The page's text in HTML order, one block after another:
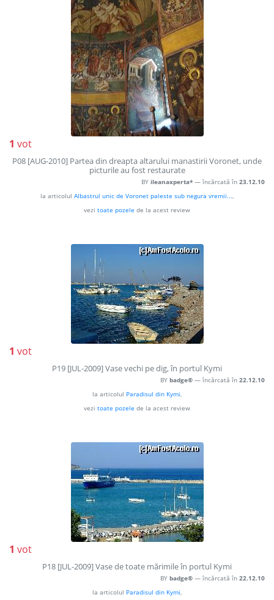
1 vot
P08 [AUG-2010] Partea din dreapta altarului manastirii Voronet, unde
picturile au fost restaurate
BY ileanaxperta* — încărcată în 23.12.10
la articolul Albastrul unic de Voronet paleste sub negura vremii...,
vezi toate pozele de la acest review
1 vot
P19 [JUL-2009] Vase vechi pe dig, în portul Kymi
BY badge® — încărcată în 22.12.10
la articolul Paradisul din Kymi,
vezi toate pozele de la acest review
1 vot
P18 [JUL-2009] Vase de toate mărimile în portul Kymi
BY badge® — încărcată în 22.12.10
la articolul Paradisul din Kymi,